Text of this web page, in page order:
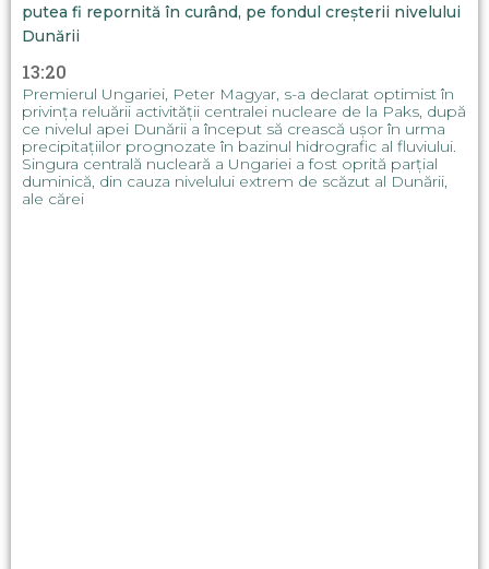
putea fi repornită în curând, pe fondul creșterii nivelului
Dunării
13:20
Premierul Ungariei, Peter Magyar, s-a declarat optimist în
privința reluării activității centralei nucleare de la Paks, după
ce nivelul apei Dunării a început să crească ușor în urma
precipitațiilor prognozate în bazinul hidrografic al fluviului.
Singura centrală nucleară a Ungariei a fost oprită parțial
duminică, din cauza nivelului extrem de scăzut al Dunării,
ale cărei